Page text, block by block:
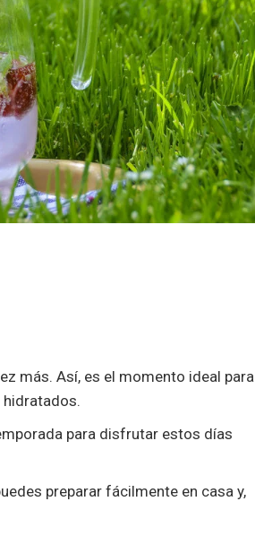
más. Así, es el momento ideal para
hidratados.
para disfrutar estos días
preparar fácilmente en casa y,